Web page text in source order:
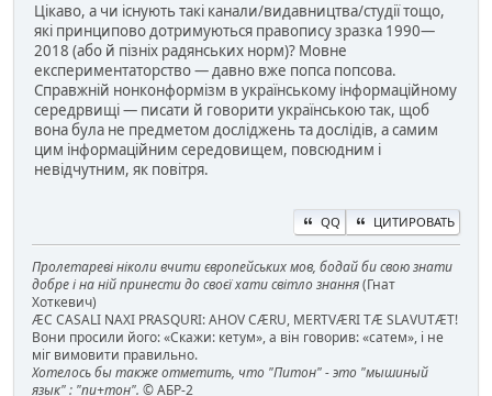
Цікаво, а чи існують такі канали/видавництва/студії тощо,
які принципово дотримуються правопису зразка 1990—
2018 (або й пізніх радянських норм)? Мовне
експериментаторство — давно вже попса попсова.
Справжній нонконформізм в українському інформаційному
середрвищі — писати й говорити українською так, щоб
вона була не предметом досліджень та дослідів, а самим
цим інформаційним середовищем, повсюдним і
невідчутним, як повітря.
QQ ЦИТИРОВАТЬ
Пролетареві ніколи вчити європейських мов, бодай би свою знати
добре і на ній принести до своєї хати світло знання(Гнат
Хоткевич)
ÆC CASALI NAXI PRASQURI: AHOV CÆRU, MERTVÆRI TÆ SLAVUTÆT!
Вони просили його: «Скажи: кетум», а він говорив: «сатем», і не
міг вимовити правильно.
Хотелось бы также отметить, что "Питон" - это "мышиный
язык" : "пи+тон". © АБР-2